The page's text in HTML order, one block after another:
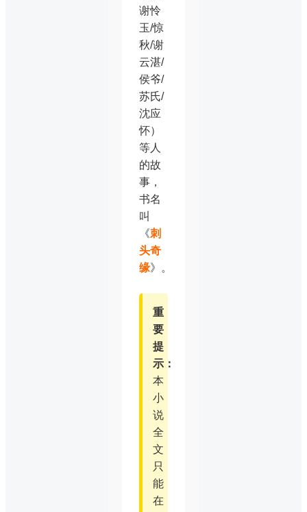
谢怜
玉/惊
秋/谢
云湛/
侯爷/
苏氏/
沈应
怀）
等人
的故
事，
书名
叫
《刺
头奇
缘》。
重
要
提
示：
本
小
说
全
文
只
能
在